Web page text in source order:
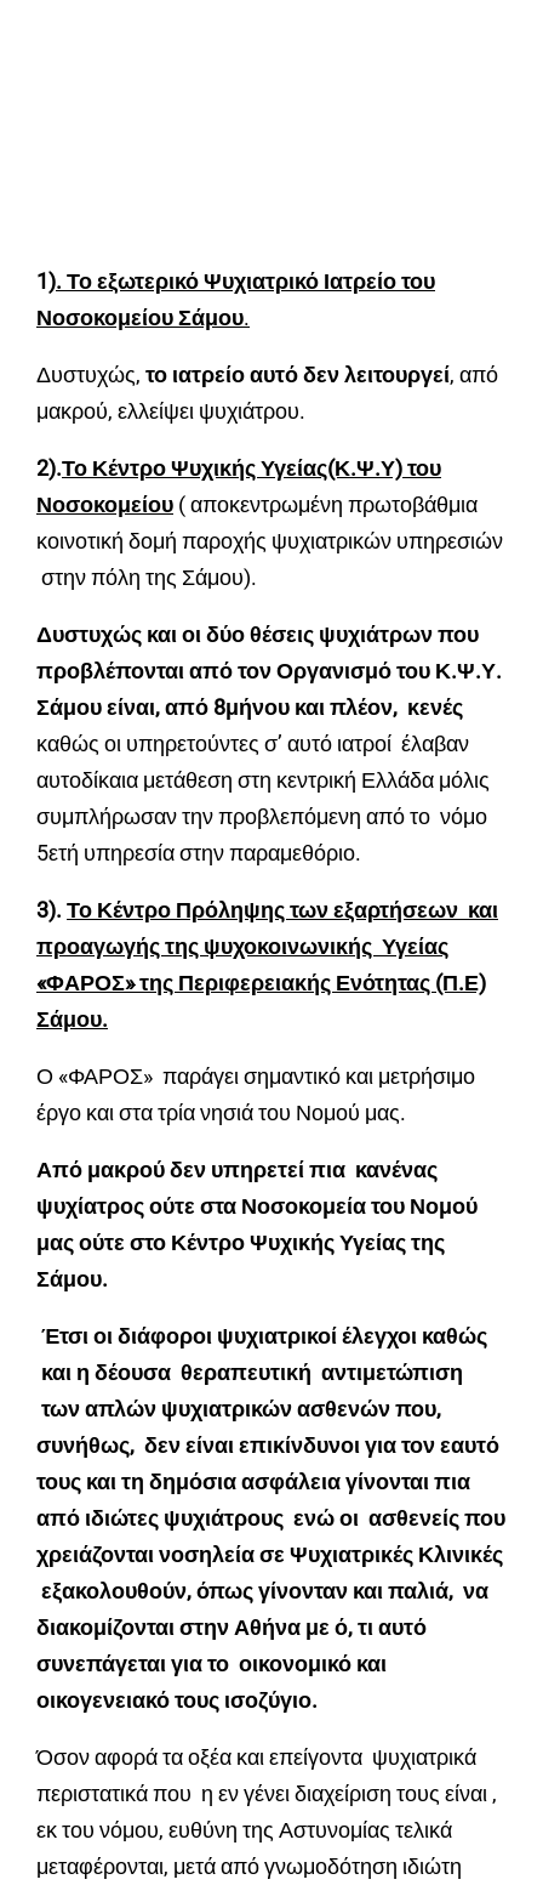
1). Το εξωτερικό Ψυχιατρικό Ιατρείο του
Νοσοκομείου Σάμου.
Δυστυχώς, το ιατρείο αυτό δεν λειτουργεί, από
μακρού, ελλείψει ψυχιάτρου.
2).Το Κέντρο Ψυχικής Υγείας(Κ.Ψ.Υ) του
Νοσοκομείου ( αποκεντρωμένη πρωτοβάθμια
κοινοτική δομή παροχής ψυχιατρικών υπηρεσιών
στην πόλη της Σάμου).
Δυστυχώς και οι δύο θέσεις ψυχιάτρων που
προβλέπονται από τον Οργανισμό του Κ.Ψ.Υ.
Σάμου είναι, από 8μήνου και πλέον, κενές
καθώς οι υπηρετούντες σ’ αυτό ιατροί έλαβαν
αυτοδίκαια μετάθεση στη κεντρική Ελλάδα μόλις
συμπλήρωσαν την προβλεπόμενη από το νόμο
5ετή υπηρεσία στην παραμεθόριο.
3). Το Κέντρο Πρόληψης των εξαρτήσεων και
προαγωγής της ψυχοκοινωνικής Υγείας
«ΦΑΡΟΣ» της Περιφερειακής Ενότητας (Π.Ε)
Σάμου.
Ο «ΦΑΡΟΣ» παράγει σημαντικό και μετρήσιμο
έργο και στα τρία νησιά του Νομού μας.
Από μακρού δεν υπηρετεί πια κανένας
ψυχίατρος ούτε στα Νοσοκομεία του Νομού
μας ούτε στο Κέντρο Ψυχικής Υγείας της
Σάμου.
Έτσι οι διάφοροι ψυχιατρικοί έλεγχοι καθώς
και η δέουσα θεραπευτική αντιμετώπιση
των απλών ψυχιατρικών ασθενών που,
συνήθως, δεν είναι επικίνδυνοι για τον εαυτό
τους και τη δημόσια ασφάλεια γίνονται πια
από ιδιώτες ψυχιάτρους ενώ οι ασθενείς που
χρειάζονται νοσηλεία σε Ψυχιατρικές Κλινικές
εξακολουθούν, όπως γίνονταν και παλιά, να
διακομίζονται στην Αθήνα με ό, τι αυτό
συνεπάγεται για το οικονομικό και
οικογενειακό τους ισοζύγιο.
Όσον αφορά τα οξέα και επείγοντα ψυχιατρικά
περιστατικά που η εν γένει διαχείριση τους είναι ,
εκ του νόμου, ευθύνη της Αστυνομίας τελικά
μεταφέρονται, μετά από γνωμοδότηση ιδιώτη